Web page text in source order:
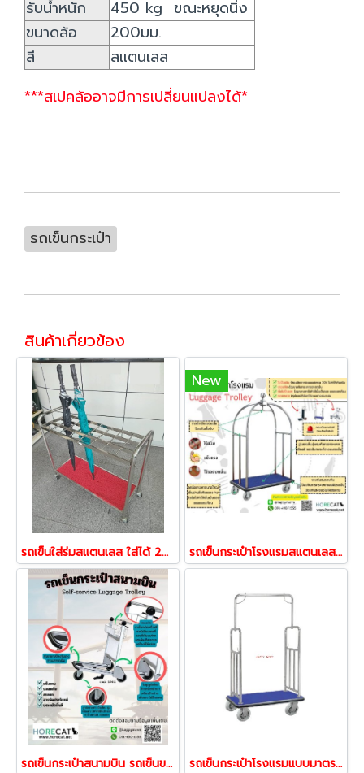
รับน้ำหนัก
450 kg ขณะหยุดนิ่ง
ขนาดล้อ
200มม.
สี
สแตนเลส
***สเปคล้ออาจมีการเปลี่ยนแปลงได้*
รถเข็นกระเป๋า
สินค้าเกี่ยวข้อง
รถเข็นใส่ร่มสแตนเลส ใส่ได้ 24 คัน Happy Move 24731
New
รถเข็นกระเป๋าโรงแรมสแตนเลส ทรงกรงนก รถเข็นโรงแรม รถเข็นสแตนเลส รถเข็นกระเป๋าลูกค้า Happy Move 53472
รถเข็นกระเป๋าสนามบิน รถเข็นขนกระเป๋า รถเข็นบรรทุกกระเป๋า รถเข็นสนามบิน Self-service Luggase Trolley Happy Move 53441 รถเข็นกระเป๋าโรงแรมแบบมาตรฐาน (Standard Luggage Trolley) Happy Move 53465